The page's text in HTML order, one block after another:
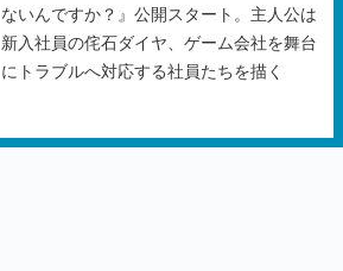
ないんですか？』公開スタート。主人公は
新入社員の侘石ダイヤ、ゲーム会社を舞台
にトラブルへ対応する社員たちを描く